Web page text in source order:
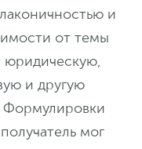
и
от темы
юридическую,
и другую
мог